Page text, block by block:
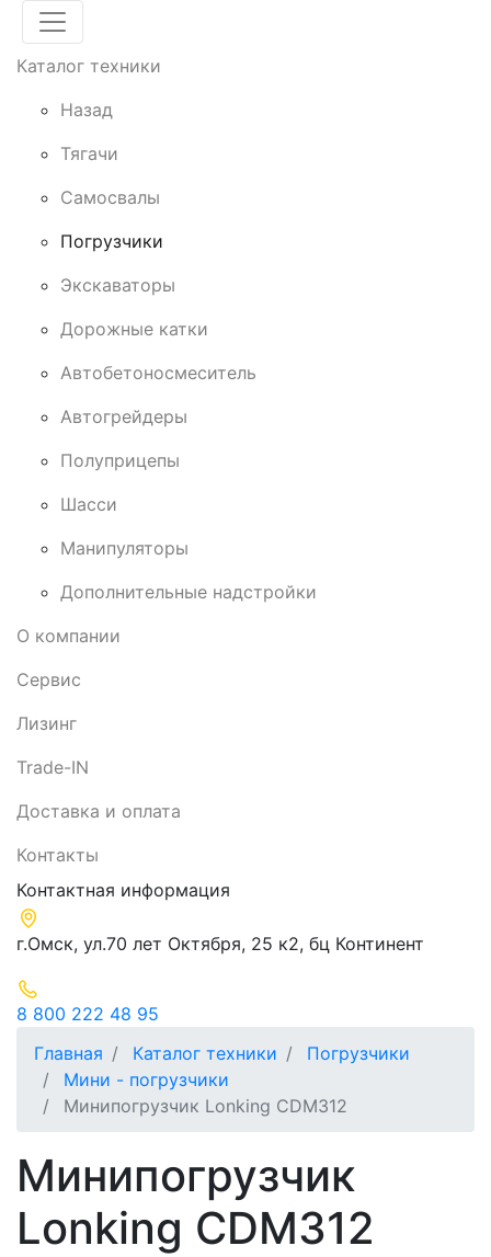
Каталог техники
Назад
Тягачи
Cамосвалы
Погрузчики
Экскаваторы
Дорожные катки
Автобетоносмеситель
Автогрейдеры
Полуприцепы
Шасси
Манипуляторы
Дополнительные надстройки
О компании
Сервис
Лизинг
Trade-IN
Доставка и оплата
Контакты
Контактная информация
г.Омск, ул.70 лет Октября, 25 к2, бц Континент
8 800 222 48 95
Главная
Каталог техники
Погрузчики
Мини - погрузчики
Минипогрузчик Lonking CDM312
Минипогрузчик
Lonking CDM312